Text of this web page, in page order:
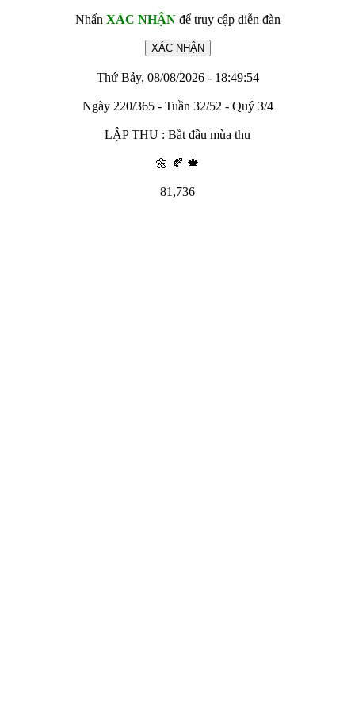
Nhấn XÁC NHẬNđể truy cập diễn đàn
Thứ Bảy, 08/08/2026 - 18:49:54
Ngày 220/365 - Tuần 32/52 - Quý 3/4
LẬP THU : Bắt đầu mùa thu
🌼 🍂 🍁
81,736